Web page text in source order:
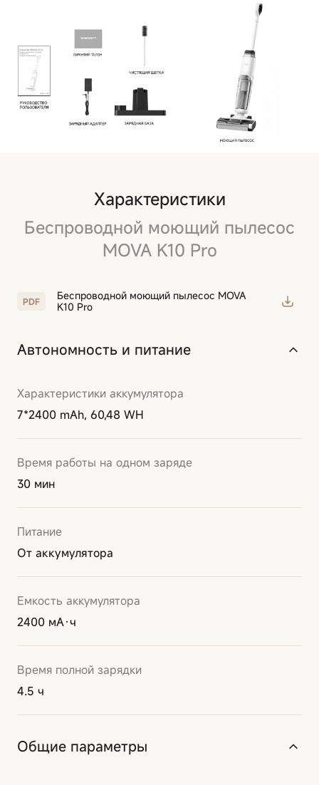
Характеристики
Беспроводной моющий пылесос
MOVA K10 Pro
Беспроводной моющий пылесос MOVA
K10 Pro
Автономность и питание
Характеристики аккумулятора
7*2400 mAh, 60,48 WH
Время работы на одном заряде
30 мин
Питание
От аккумулятора
Емкость аккумулятора
2400 мА·ч
Время полной зарядки
4.5 ч
Общие параметры